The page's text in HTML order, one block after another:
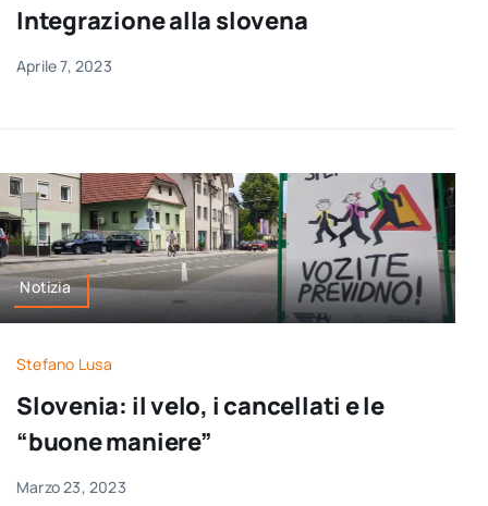
Integrazione alla slovena
Aprile 7, 2023
Notizia
Stefano Lusa
Slovenia: il velo, i cancellati e le
“buone maniere”
Marzo 23, 2023